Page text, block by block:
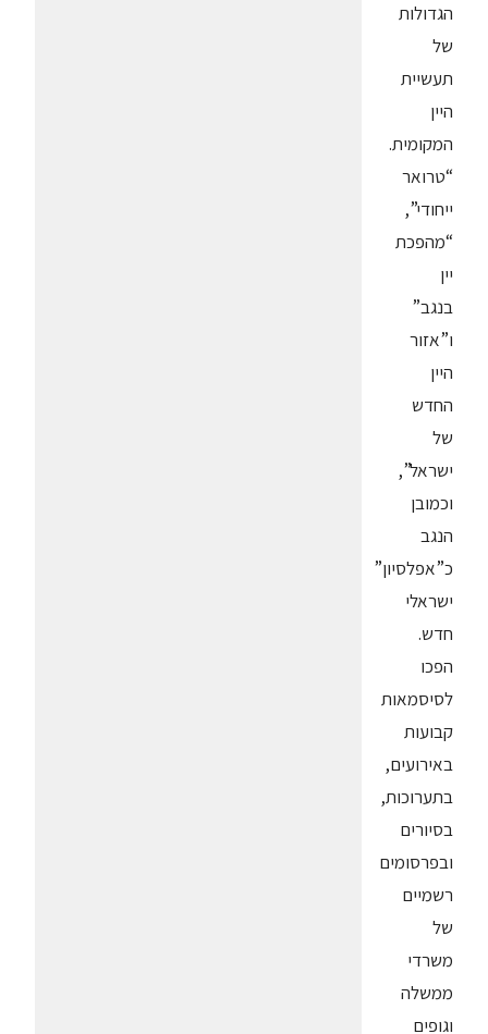
הגדולות
של
תעשיית
היין
המקומית.
“טרואר
ייחודי”,
“מהפכת
יין
בנגב”
ו”אזור
היין
החדש
של
ישראל”,
וכמובן
הנגב
כ”אפלסיון”
ישראלי
חדש.
הפכו
לסיסמאות
קבועות
באירועים,
בתערוכות,
בסיורים
ובפרסומים
רשמיים
של
משרדי
ממשלה
וגופים